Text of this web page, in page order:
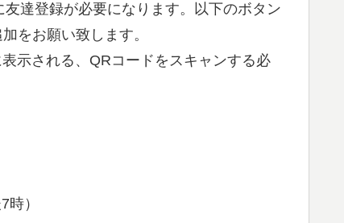
友達登録が必要になります。以下のボタン
をお願い致します。
示される、QRコードをスキャンする必
）